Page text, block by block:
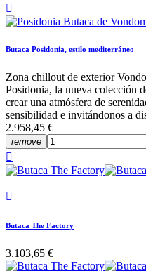

Butaca Posidonia, estilo mediterráneo
Zona chillout de exterior
Posidonia, la nueva colección
crear una atmósfera de
sensibilidad e invitándonos a
2.958,45 €
remove


Butaca The Factory
3.103,65 €